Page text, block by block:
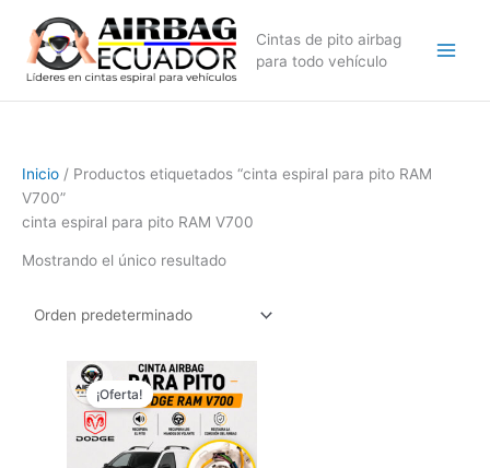
contenido
Cintas de pito airbag
para todo vehículo
Inicio / Productos etiquetados “cinta espiral para pito RAM
V700”
cinta espiral para pito RAM V700
Mostrando el único resultado
¡Oferta!
El
precio
original
era:
$249,99.
El
precio
actual
es:
$149,99.